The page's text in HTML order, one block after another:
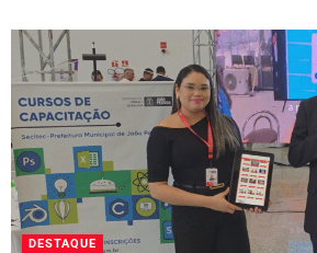
DESTAQUE